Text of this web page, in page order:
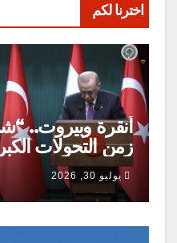
اخترنا لكم
أنقرة وبيروت..
زمن التحولات
يوليو 30, 2026